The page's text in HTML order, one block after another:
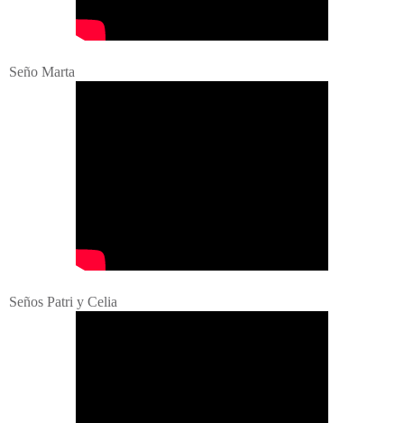
Seño Marta
Seños Patri y Celia